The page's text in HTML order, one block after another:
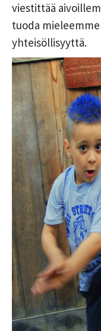
viestittää
tuoda
yhteisöllisyyttä.